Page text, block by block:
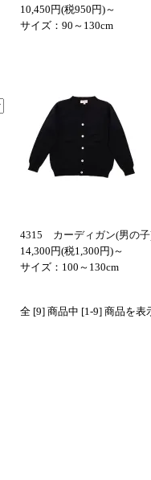
10,450円(税950円)～
サイズ：90～130cm
4315 カーディガン(男の
14,300円(税1,300円)～
サイズ：100～130cm
全 [9] 商品中 [1-9] 商品を表